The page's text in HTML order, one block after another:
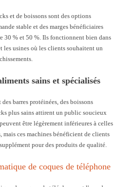
et de boissons sont des options
stable et des marges bénéficiaires
30 % et 50 %. Ils fonctionnent bien dans
les usines où les clients souhaitent un
sains et spécialisés
barres protéinées, des boissons
plus sains attirent un public soucieux
être légèrement inférieures à celles
mais ces machines bénéficient de clients
pour des produits de qualité.
de coques de téléphone